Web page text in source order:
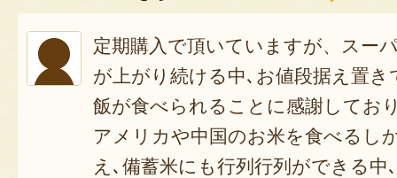
定期購入で頂いていますが、スー
が上がり続ける中､お値段据え置
飯が食べられることに感謝してお
アメリカや中国のお米を食べるし
え､備蓄米にも行列行列ができる